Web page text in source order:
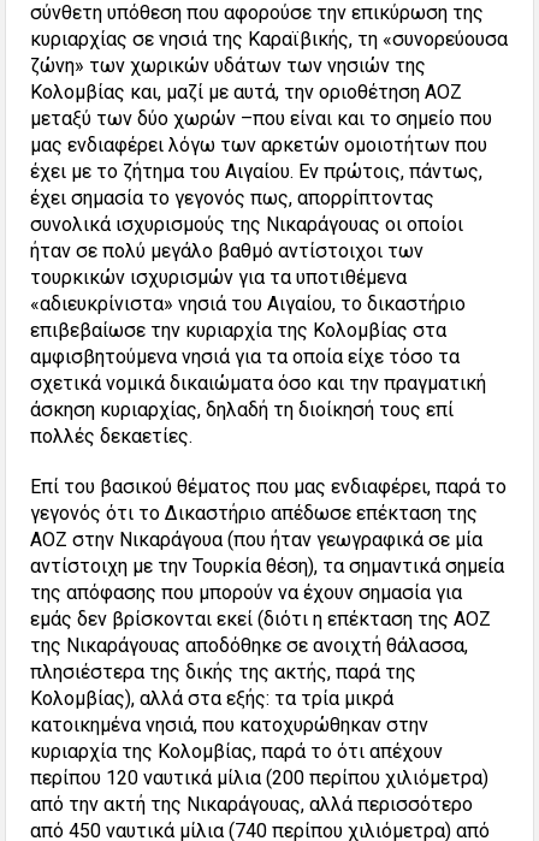
σύνθετη υπόθεση που αφορούσε την επικύρωση της
κυριαρχίας σε νησιά της Καραϊβικής, τη «συνορεύουσα
ζώνη» των χωρικών υδάτων των νησιών της
Κολομβίας και, μαζί με αυτά, την οριοθέτηση ΑΟΖ
μεταξύ των δύο χωρών –που είναι και το σημείο που
μας ενδιαφέρει λόγω των αρκετών ομοιοτήτων που
έχει με το ζήτημα του Αιγαίου. Εν πρώτοις, πάντως,
έχει σημασία το γεγονός πως, απορρίπτοντας
συνολικά ισχυρισμούς της Νικαράγουας οι οποίοι
ήταν σε πολύ μεγάλο βαθμό αντίστοιχοι των
τουρκικών ισχυρισμών για τα υποτιθέμενα
«αδιευκρίνιστα» νησιά του Αιγαίου, το δικαστήριο
επιβεβαίωσε την κυριαρχία της Κολομβίας στα
αμφισβητούμενα νησιά για τα οποία είχε τόσο τα
σχετικά νομικά δικαιώματα όσο και την πραγματική
άσκηση κυριαρχίας, δηλαδή τη διοίκησή τους επί
πολλές δεκαετίες.
Επί του βασικού θέματος που μας ενδιαφέρει, παρά το
γεγονός ότι το Δικαστήριο απέδωσε επέκταση της
ΑΟΖ στην Νικαράγουα (που ήταν γεωγραφικά σε μία
αντίστοιχη με την Τουρκία θέση), τα σημαντικά σημεία
της απόφασης που μπορούν να έχουν σημασία για
εμάς δεν βρίσκονται εκεί (διότι η επέκταση της ΑΟΖ
της Νικαράγουας αποδόθηκε σε ανοιχτή θάλασσα,
πλησιέστερα της δικής της ακτής, παρά της
Κολομβίας), αλλά στα εξής: τα τρία μικρά
κατοικημένα νησιά, που κατοχυρώθηκαν στην
κυριαρχία της Κολομβίας, παρά το ότι απέχουν
περίπου 120 ναυτικά μίλια (200 περίπου χιλιόμετρα)
από την ακτή της Νικαράγουας, αλλά περισσότερο
από 450 ναυτικά μίλια (740 περίπου χιλιόμετρα) από